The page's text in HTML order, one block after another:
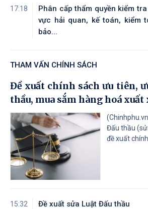
17:18
Phân cấp thẩm quyền kiểm
vực hải quan, kế toán, kiểm
bảo...
THAM VẤN CHÍNH SÁCH
Đề xuất chính sách ưu tiên,
thầu, mua sắm hàng hoá
Đấu thầu
đề xuất
15:32 Đề xuất sửa Luật Đấu thầu